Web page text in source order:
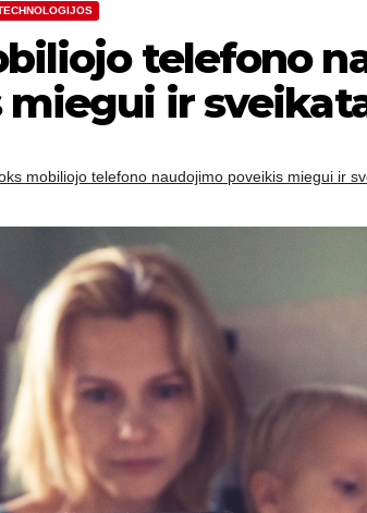
telefono
miegui ir
mobiliojo telefono naudojimo poveikis miegui ir